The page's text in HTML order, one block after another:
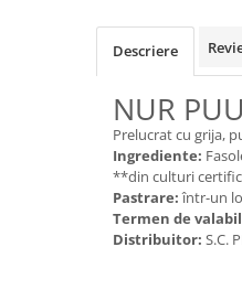
Bauturi vegetale
Produse din carne
Sosuri, Ketchup bio
Pudre si prafuri
Descriere
NUR
Prelucrat cu grija,
Ingrediente:
**din culturi
Pastrare:într-un
Termen de
Distribuitor: S.C.